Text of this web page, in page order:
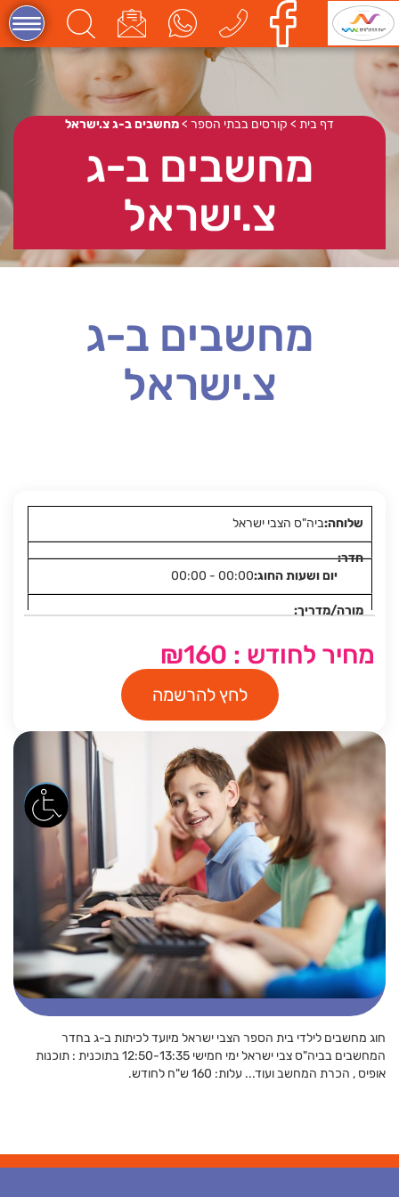
דף בית > קורסים בבתי הספר >מחשבים ב-ג צ.ישראל
מחשבים ב-ג
צ.ישראל
מחשבים ב-ג
צ.ישראל
ביה"ס הצבי ישראל
00:00 - 00:00
מחיר לחודש : ₪160
לחץ להרשמה
חוג מחשבים לילדי בית הספר הצבי ישראל מיועד לכיתות ב-ג בחדר
המחשבים בביה"ס צבי ישראל ימי חמישי 12:50-13:35 בתוכנית : תוכנות
אופיס , הכרת המחשב ועוד... עלות: 160 ש"ח לחודש.